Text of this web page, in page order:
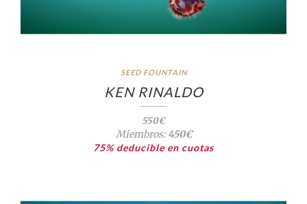
SEED FOUNTAIN
KEN RINALDO
550€
Miembros:450€
75% deducible en cuotas